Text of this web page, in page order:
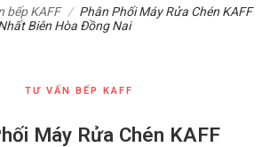
bếp KAFF / Phân Phối Máy Rửa Chén KAFF
Biên Hòa Đồng Nai
TƯ VẤN BẾP KAFF
Máy Rửa Chén KAFF